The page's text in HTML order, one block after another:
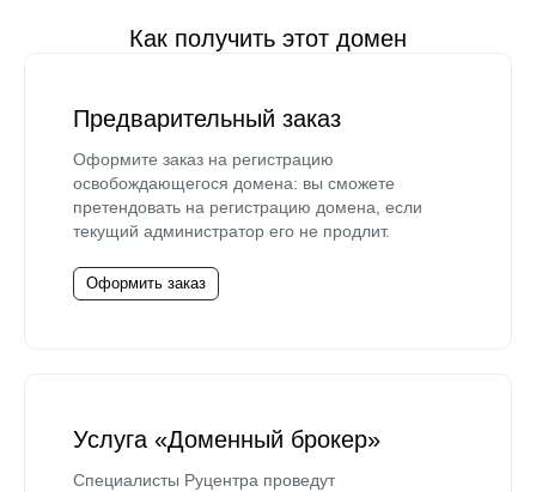
Как получить этот домен
Предварительный заказ
Оформите заказ на регистрацию
освобождающегося домена: вы сможете
претендовать на регистрацию домена, если
текущий администратор его не продлит.
Оформить заказ
Услуга «Доменный брокер»
Специалисты Руцентра проведут